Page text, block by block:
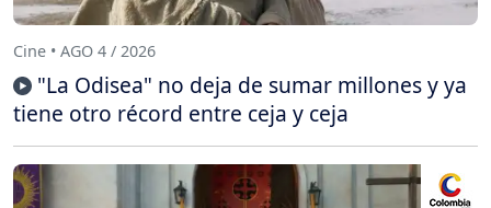
Cine • AGO 4 / 2026
"La Odisea" no deja de sumar millones y ya
tiene otro récord entre ceja y ceja